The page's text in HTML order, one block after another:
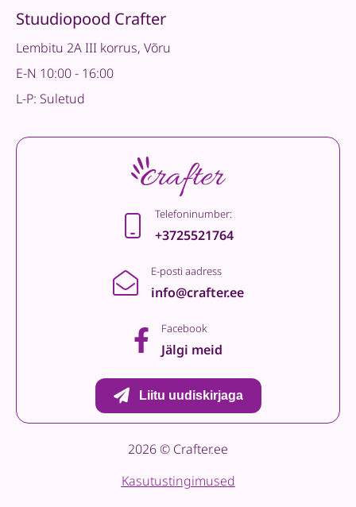
Stuudiopood Crafter
Lembitu 2A III korrus, Võru
E-N 10:00 - 16:00
L-P: Suletud
Telefoninumber:
+3725521764
E-posti aadress
info@crafter.ee
Facebook
Jälgi meid
Liitu uudiskirjaga
2026 © Crafter.ee
Kasutustingimused